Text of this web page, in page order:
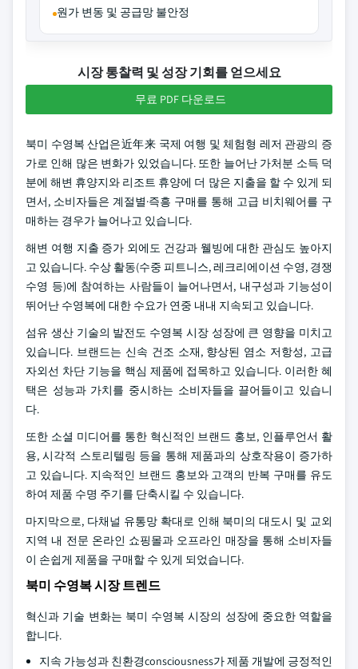
원가 변동 및 공급망 불안정
시장 통찰력 및 성장 기회를 얻으세요
무료 PDF 다운로드
북미 수영복 산업은近年来 국제 여행 및 체험형 레저 관광의 증
가로 인해 많은 변화가 있었습니다. 또한 늘어난 가처분 소득 덕
분에 해변 휴양지와 리조트 휴양에 더 많은 지출을 할 수 있게 되
면서, 소비자들은 계절별·즉흥 구매를 통해 고급 비치웨어를 구
매하는 경우가 늘어나고 있습니다.
해변 여행 지출 증가 외에도 건강과 웰빙에 대한 관심도 높아지
고 있습니다. 수상 활동(수중 피트니스, 레크리에이션 수영, 경쟁
수영 등)에 참여하는 사람들이 늘어나면서, 내구성과 기능성이
뛰어난 수영복에 대한 수요가 연중 내내 지속되고 있습니다.
섬유 생산 기술의 발전도 수영복 시장 성장에 큰 영향을 미치고
있습니다. 브랜드는 신속 건조 소재, 향상된 염소 저항성, 고급
자외선 차단 기능을 핵심 제품에 접목하고 있습니다. 이러한 혜
택은 성능과 가치를 중시하는 소비자들을 끌어들이고 있습니
다.
또한 소셜 미디어를 통한 혁신적인 브랜드 홍보, 인플루언서 활
용, 시각적 스토리텔링 등을 통해 제품과의 상호작용이 증가하
고 있습니다. 지속적인 브랜드 홍보와 고객의 반복 구매를 유도
하여 제품 수명 주기를 단축시킬 수 있습니다.
마지막으로, 다채널 유통망 확대로 인해 북미의 대도시 및 교외
지역 내 전문 온라인 쇼핑몰과 오프라인 매장을 통해 소비자들
이 손쉽게 제품을 구매할 수 있게 되었습니다.
북미 수영복 시장 트렌드
혁신과 기술 변화는 북미 수영복 시장의 성장에 중요한 역할을
합니다.
지속 가능성과 친환경consciousness가 제품 개발에 긍정적인